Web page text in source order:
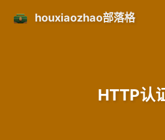
houxiaozhao部落格
HTTP认